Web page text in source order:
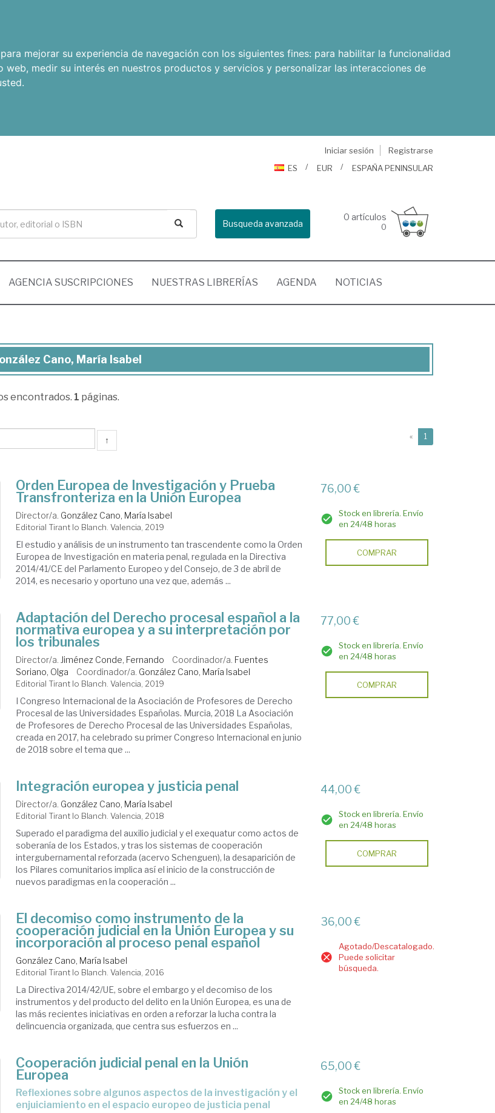
mejorar su experiencia de navegación con los siguientes fines: para habilitar la funcionalidad
web, medir su interés en nuestros productos y servicios y personalizar las interacciones de
.
Iniciar sesión
Registrarse
ES
EUR ESPAÑA PENINSULAR
Busqueda avanzada
0 artículos
0
AGENCIA SUSCRIPCIONES NUESTRAS LIBRERÍAS AGENDA NOTICIAS
Cano, María Isabel
encontrados. 1 páginas.
↑ « 1
Orden Europea de Investigación y Prueba
Transfronteriza en la Unión Europea
Director/a. González Cano, María Isabel
Editorial Tirant lo Blanch. Valencia, 2019
El estudio y análisis de un instrumento tan trascendente como la Orden
Europea de Investigación en materia penal, regulada en la Directiva
2014/41/CE del Parlamento Europeo y del Consejo, de 3 de abril de
2014, es necesario y oportuno una vez que, además ...
76,00 €
Stock en librería. Envío
en 24/48 horas
COMPRAR
Adaptación del Derecho procesal español a la
normativa europea y a su interpretación por
los tribunales
Director/a. Jiménez Conde, Fernando Coordinador/a. Fuentes
Soriano, Olga
Coordinador/a. González Cano, María Isabel
Editorial Tirant lo Blanch. Valencia, 2019
I Congreso Internacional de la Asociación de Profesores de Derecho
Procesal de las Universidades Españolas. Murcia, 2018 La Asociación
de Profesores de Derecho Procesal de las Universidades Españolas,
creada en 2017, ha celebrado su primer Congreso Internacional en junio
de 2018 sobre el tema que ...
77,00 €
Stock en librería. Envío
en 24/48 horas
COMPRAR
Integración europea y justicia penal
Director/a. González Cano, María Isabel
Editorial Tirant lo Blanch. Valencia, 2018
Superado el paradigma del auxilio judicial y el exequatur como actos de
soberanía de los Estados, y tras los sistemas de cooperación
intergubernamental reforzada (acervo Schenguen), la desaparición de
los Pilares comunitarios implica así el inicio de la construcción de
nuevos paradigmas en la cooperación ...
44,00 €
Stock en librería. Envío
en 24/48 horas
COMPRAR
El decomiso como instrumento de la
cooperación judicial en la Unión Europea y su
incorporación al proceso penal español
González Cano, María Isabel
Editorial Tirant lo Blanch. Valencia, 2016
La Directiva 2014/42/UE, sobre el embargo y el decomiso de los
instrumentos y del producto del delito en la Unión Europea, es una de
las más recientes iniciativas en orden a reforzar la lucha contra la
delincuencia organizada, que centra sus esfuerzos en ...
36,00 €
Agotado/Descatalogado.
Puede solicitar
búsqueda.
Cooperación judicial penal en la Unión
Europea
reflexiones sobre algunos aspectos de la investigación y el
enjuiciamiento en el espacio europeo de justicia penal
65,00 €
Stock en librería. Envío
en 24/48 horas